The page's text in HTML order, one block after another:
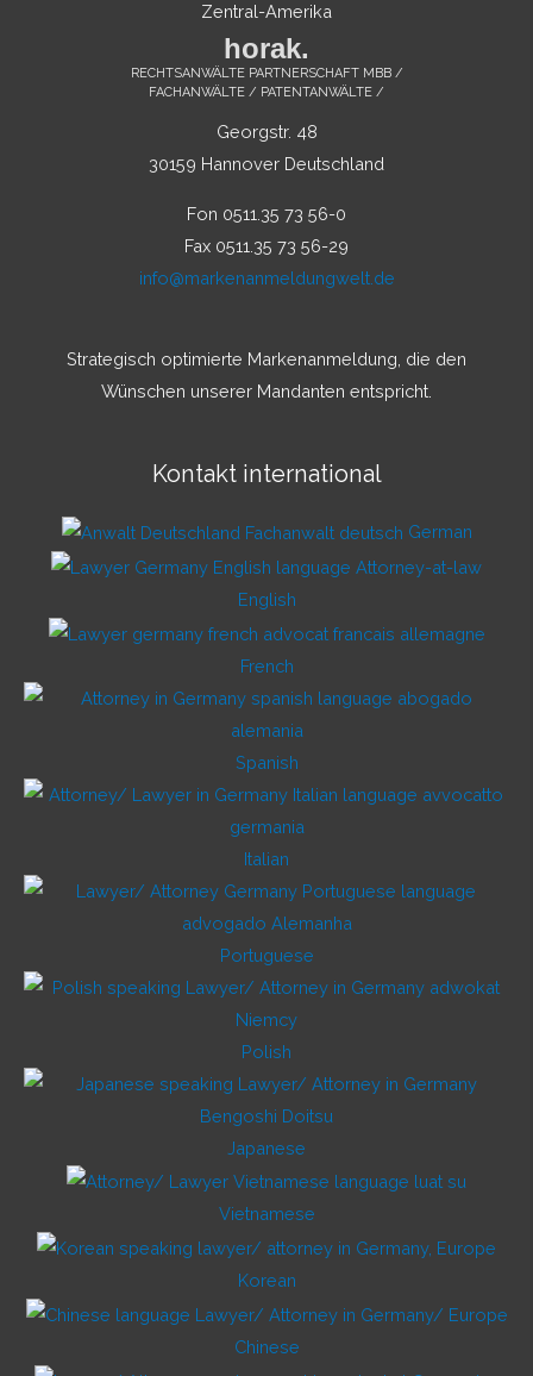
Zentral-Amerika
horak.
RECHTSANWÄLTE PARTNERSCHAFT MBB /
FACHANWÄLTE / PATENTANWÄLTE /
Georgstr. 48
30159 Hannover Deutschland
Fon 0511.35 73 56-0
Fax 0511.35 73 56-29
info@markenanmeldungwelt.de
Strategisch optimierte Markenanmeldung, die den
Wünschen unserer Mandanten entspricht.
Kontakt international
German
English
French
Spanish
Italian
Portuguese
Polish
Japanese
Vietnamese
Korean
Chinese